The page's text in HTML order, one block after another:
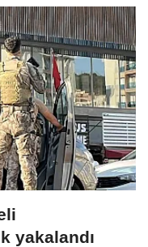
yakalandı